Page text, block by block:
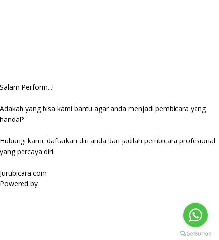
Salam Perform...!
Adakah yang bisa kami bantu agar anda menjadi pembicara yang
handal?
Hubungi kami, daftarkan diri anda dan jadilah pembicara profesional
yang percaya diri.
Jurubicara.com
Powered by